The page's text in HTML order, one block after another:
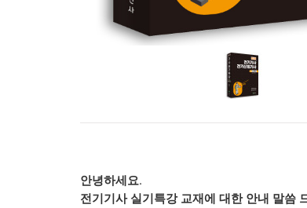
안녕하세요.
전기기사 실기특강 교재에 대한 안내 말씀